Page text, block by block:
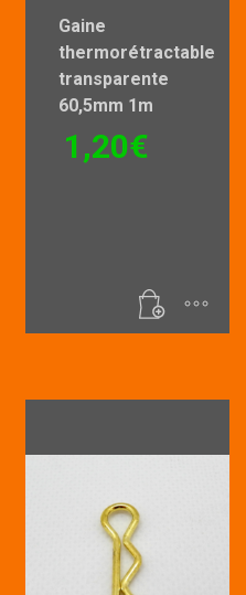
Gaine
thermorétractable
transparente
60,5mm 1m
1,20€